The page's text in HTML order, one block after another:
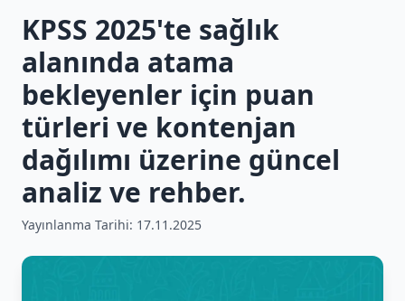
KPSS 2025'te sağlık
alanında atama
bekleyenler için puan
türleri ve kontenjan
dağılımı üzerine güncel
analiz ve rehber.
Yayınlanma Tarihi: 17.11.2025